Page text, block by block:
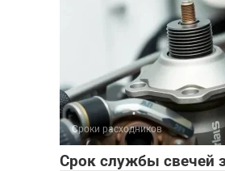
Сроки расходников
Срок службы свечей